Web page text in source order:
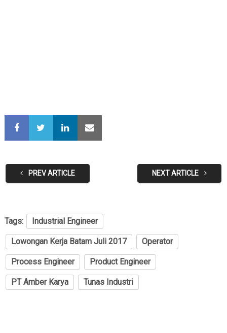
PREV ARTICLE NEXT ARTICLE
Tags: Industrial Engineer
Lowongan Kerja Batam Juli 2017 Operator
Process Engineer Product Engineer
PT Amber Karya Tunas Industri